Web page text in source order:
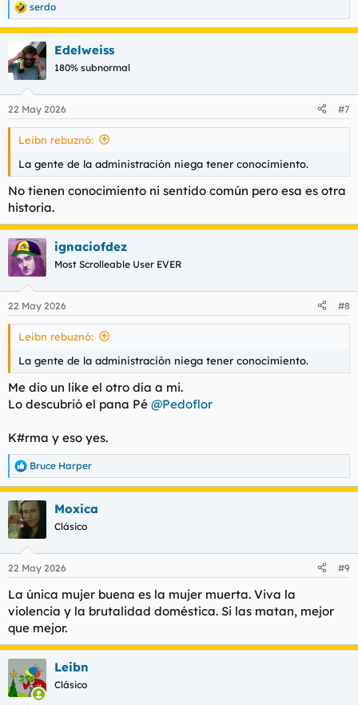
R
e
a
c
c
i
e
s
serdo
Edelweiss
180% subnormal
22 May 2026 #7
Leibn rebuznó:
La gente de la administración niega tener conocimiento.
No tienen conocimiento ni sentido común pero esa es otra
historia.
ignaciofdez
Most Scrolleable User EVER
22 May 2026 #8
Leibn rebuznó:
La gente de la administración niega tener conocimiento.
Me dio un like el otro día a mi.
Lo descubrió el pana Pé @Pedoflor
K#rma y eso yes.
R
e
a
c
c
i
e
:
Bruce Harper
Moxica
Clásico
22 May 2026 #9
La única mujer buena es la mujer muerta. Viva la
violencia y la brutalidad doméstica. Si las matan, mejor
que mejor.
Leibn
Clásico